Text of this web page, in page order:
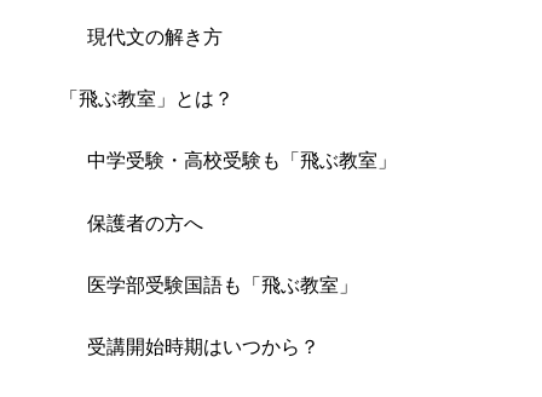
現代文の解き方
「飛ぶ教室」とは？
中学受験・高校受験も「飛ぶ教室」
保護者の方へ
医学部受験国語も「飛ぶ教室」
受講開始時期はいつから？